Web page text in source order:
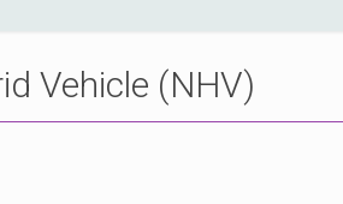
Vehicle (NHV)